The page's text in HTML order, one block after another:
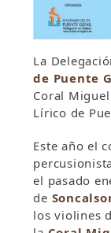
La
de Puente
Coral
Lírico de
Este año el
el pasado
de
los violines